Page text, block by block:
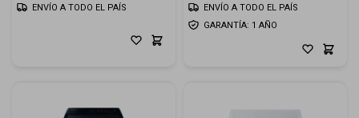
ENVÍO A TODO EL PAÍS
GARANTÍA: 1 AÑO
ENVÍO A TODO EL PAÍS